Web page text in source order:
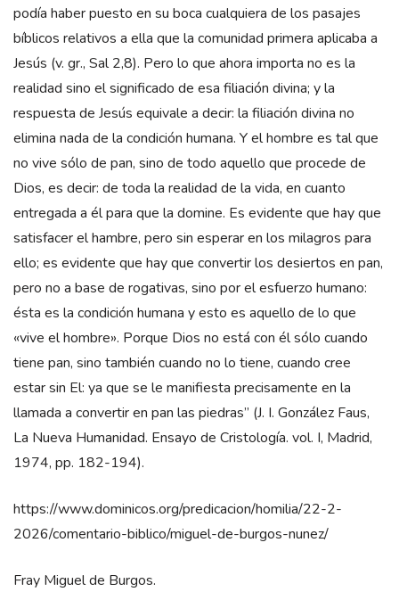
podía haber puesto en su boca cualquiera de los pasajes
bíblicos relativos a ella que la comunidad primera aplicaba a
Jesús (v. gr., Sal 2,8). Pero lo que ahora importa no es la
realidad sino el significado de esa filiación divina; y la
respuesta de Jesús equivale a decir: la filiación divina no
elimina nada de la condición humana. Y el hombre es tal que
no vive sólo de pan, sino de todo aquello que procede de
Dios, es decir: de toda la realidad de la vida, en cuanto
entregada a él para que la domine. Es evidente que hay que
satisfacer el hambre, pero sin esperar en los milagros para
ello; es evidente que hay que convertir los desiertos en pan,
pero no a base de rogativas, sino por el esfuerzo humano:
ésta es la condición humana y esto es aquello de lo que
«vive el hombre». Porque Dios no está con él sólo cuando
tiene pan, sino también cuando no lo tiene, cuando cree
estar sin El: ya que se le manifiesta precisamente en la
llamada a convertir en pan las piedras” (J. I. González Faus,
La Nueva Humanidad. Ensayo de Cristología. vol. I, Madrid,
1974, pp. 182-194).
https://www.dominicos.org/predicacion/homilia/22-2-
2026/comentario-biblico/miguel-de-burgos-nunez/
Fray Miguel de Burgos.